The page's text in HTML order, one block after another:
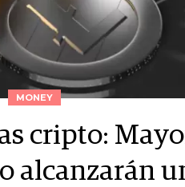
MONEY
cripto:
alcanzarán